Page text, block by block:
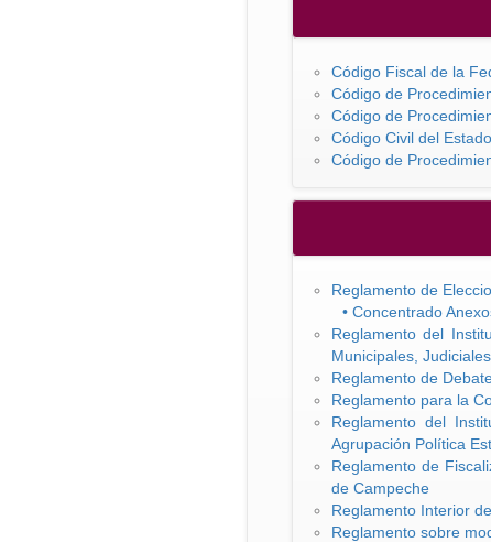
Código Fiscal de la
Código de
Código de
Código Civil del
Código de
Reglamento de
• Concentrado
Reglamento del
Municipales,
Reglamento de
Reglamento para la
Reglamento del
Agrupación Política
Reglamento de
de Campeche
Reglamento Interior
Reglamento sobre